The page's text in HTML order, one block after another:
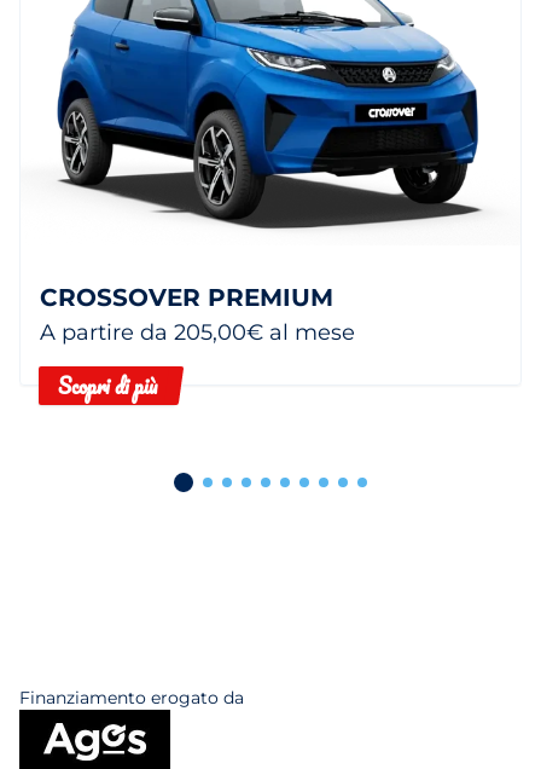
CROSSOVER PREMIUM
A partire da 205,00€ al mese
Scopri di più
Finanziamento erogato da